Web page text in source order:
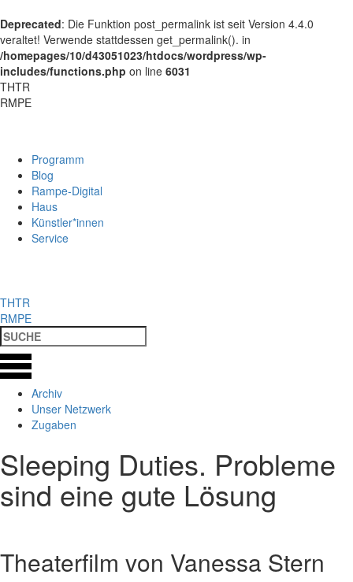
Deprecated: Die Funktion post_permalink ist seit Version 4.4.0
veraltet! Verwende stattdessen get_permalink(). in
/homepages/10/d43051023/htdocs/wordpress/wp-
includes/functions.php on line 6031
THTR
RMPE
Programm
Blog
Rampe-Digital
Haus
Künstler*innen
Service
THTR
RMPE
Archiv
Unser Netzwerk
Zugaben
Sleeping Duties. Probleme
sind eine gute Lösung
Theaterfilm von Vanessa Stern